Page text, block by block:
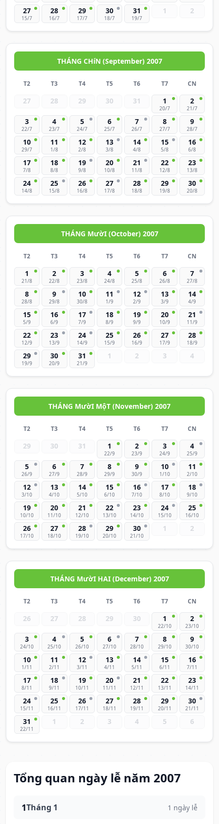
27
15/7
28
16/7
29
17/7
30
18/7
31
19/7
1 2
THÁNG CHíN (September) 2007
T2 T3 T4 T5 T6 T7 CN
27 28 29 30 31 1
20/7
2
21/7
3
22/7
4
23/7
5
24/7
6
25/7
7
26/7
8
27/7
9
28/7
10
29/7
11
1/8
12
2/8
13
3/8
14
4/8
15
5/8
16
6/8
17
7/8
18
8/8
19
9/8
20
10/8
21
11/8
22
12/8
23
13/8
24
14/8
25
15/8
26
16/8
27
17/8
28
18/8
29
19/8
30
20/8
THÁNG MườI (October) 2007
T2 T3 T4 T5 T6 T7 CN
1
21/8
2
22/8
3
23/8
4
24/8
5
25/8
6
26/8
7
27/8
8
28/8
9
29/8
10
30/8
11
1/9
12
2/9
13
3/9
14
4/9
15
5/9
16
6/9
17
7/9
18
8/9
19
9/9
20
10/9
21
11/9
22
12/9
23
13/9
24
14/9
25
15/9
26
16/9
27
17/9
28
18/9
29
19/9
30
20/9
31
21/9
1 2 3 4
THÁNG MườI MộT (November) 2007
T2 T3 T4 T5 T6 T7 CN
29 30 31 1
22/9
2
23/9
3
24/9
4
25/9
5
26/9
6
27/9
7
28/9
8
29/9
9
30/9
10
1/10
11
2/10
12
3/10
13
4/10
14
5/10
15
6/10
16
7/10
17
8/10
18
9/10
19
10/10
20
11/10
21
12/10
22
13/10
23
14/10
24
15/10
25
16/10
26
17/10
27
18/10
28
19/10
29
20/10
30
21/10
1 2
THÁNG MườI HAI (December) 2007
T2 T3 T4 T5 T6 T7 CN
26 27 28 29 30 1
22/10
2
23/10
3
24/10
4
25/10
5
26/10
6
27/10
7
28/10
8
29/10
9
30/10
10
1/11
11
2/11
12
3/11
13
4/11
14
5/11
15
6/11
16
7/11
17
8/11
18
9/11
19
10/11
20
11/11
21
12/11
22
13/11
23
14/11
24
15/11
25
16/11
26
17/11
27
18/11
28
19/11
29
20/11
30
21/11
31
22/11
1 2 3 4 5 6
Tổng quan ngày lễ năm 2007
1Tháng 1 1 ngày lễ